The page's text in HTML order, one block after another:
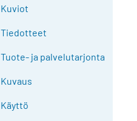
Kuviot
Tiedotteet
Tuote- ja palvelutarjonta
Kuvaus
Käyttö